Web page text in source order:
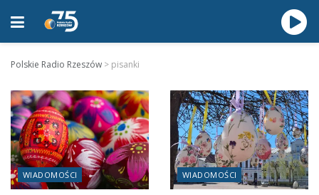
Polskie Radio Rzeszów > pisanki
WIADOMOŚCI WIADOMOŚCI